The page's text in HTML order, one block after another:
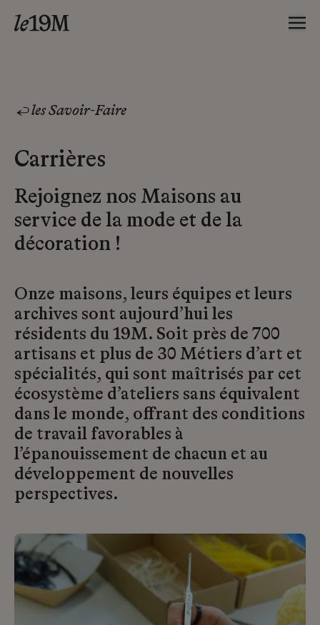
les Savoir-Faire
Carrières
Rejoignez nos Maisons au
service de la mode et de la
décoration !
Onze maisons, leurs équipes et leurs
archives sont aujourd’hui les
résidents du 19M. Soit près de 700
artisans et plus de 30 Métiers d’art et
spécialités, qui sont maîtrisés par cet
écosystème d’ateliers sans équivalent
dans le monde, offrant des conditions
de travail favorables à
l’épanouissement de chacun et au
développement de nouvelles
perspectives.